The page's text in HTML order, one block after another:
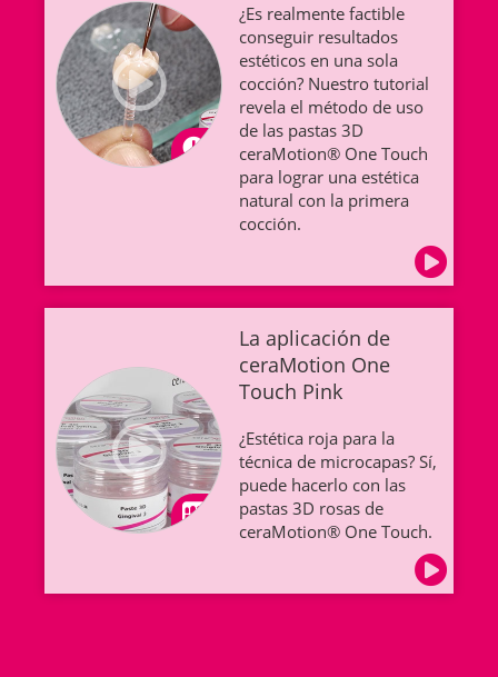
¿Es realmente factible
conseguir resultados
estéticos en una sola
cocción? Nuestro tutorial
revela el método de uso
de las pastas 3D
ceraMotion® One Touch
para lograr una estética
natural con la primera
cocción.
La aplicación de
ceraMotion One
Touch Pink
¿Estética roja para la
técnica de microcapas? Sí,
puede hacerlo con las
pastas 3D rosas de
ceraMotion® One Touch.